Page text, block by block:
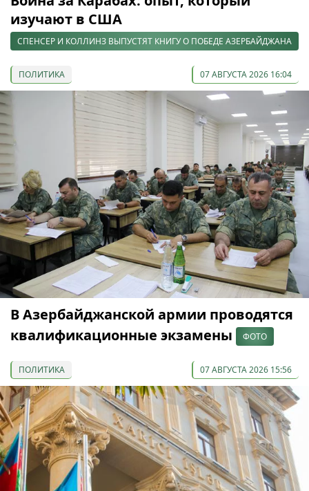
изучают в США
СПЕНСЕР И КОЛЛИНЗ ВЫПУСТЯТ КНИГУ О ПОБЕДЕ АЗЕРБАЙДЖАНА
ПОЛИТИКА 07 АВГУСТА 2026 16:04
В Азербайджанской армии проводятся
квалификационные экзамены
ФОТО
ПОЛИТИКА 07 АВГУСТА 2026 15:56